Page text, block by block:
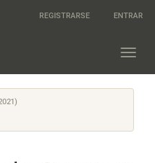
REGISTRARSE ENTRAR